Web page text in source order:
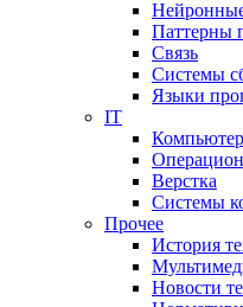
Паттерны
Связь
Системы
Языки
IT
Верстка
Системы
Прочее
История
Новости